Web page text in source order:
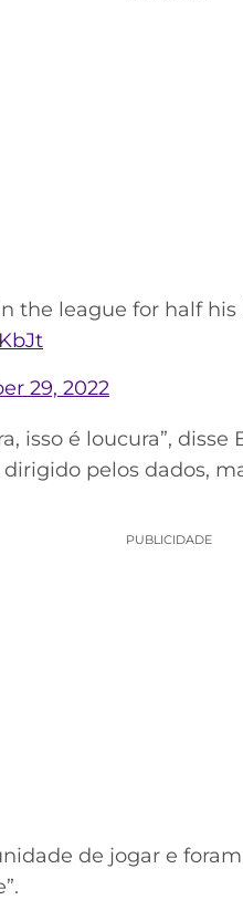
the league for half his
29, 2022
isso é loucura”,
pelos dados,
PUBLICIDADE
de jogar e